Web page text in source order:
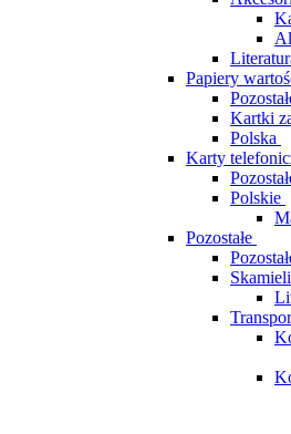
Papiery
Kartki
Polska
Karty
Polskie
Pozostałe